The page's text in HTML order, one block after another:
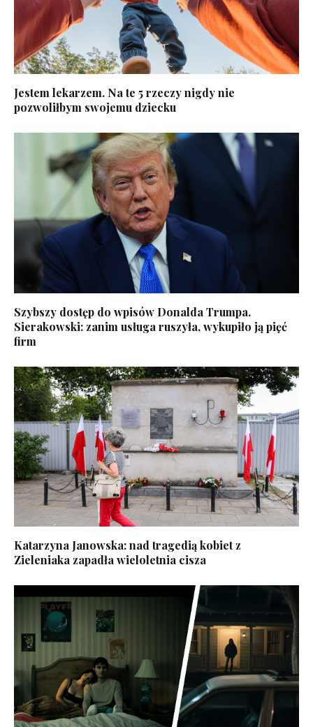
Jestem lekarzem. Na te 5 rzeczy nigdy nie
pozwoliłbym swojemu dziecku
Szybszy dostęp do wpisów Donalda Trumpa.
Sierakowski: zanim usługa ruszyła, wykupiło ją pięć
firm
Katarzyna Janowska: nad tragedią kobiet z
Zieleniaka zapadła wieloletnia cisza